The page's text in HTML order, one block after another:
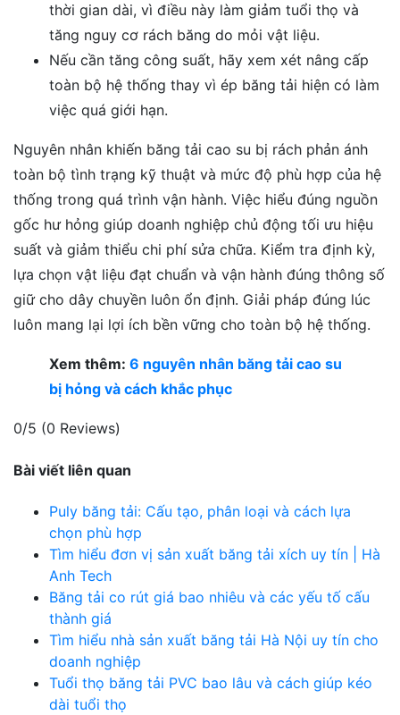
thời gian dài, vì điều này làm giảm tuổi thọ và
tăng nguy cơ rách băng do mỏi vật liệu.
Nếu cần tăng công suất, hãy xem xét nâng cấp
toàn bộ hệ thống thay vì ép băng tải hiện có làm
việc quá giới hạn.
Nguyên nhân khiến băng tải cao su bị rách phản ánh
toàn bộ tình trạng kỹ thuật và mức độ phù hợp của hệ
thống trong quá trình vận hành. Việc hiểu đúng nguồn
gốc hư hỏng giúp doanh nghiệp chủ động tối ưu hiệu
suất và giảm thiểu chi phí sửa chữa. Kiểm tra định kỳ,
lựa chọn vật liệu đạt chuẩn và vận hành đúng thông số
giữ cho dây chuyền luôn ổn định. Giải pháp đúng lúc
luôn mang lại lợi ích bền vững cho toàn bộ hệ thống.
Xem thêm: 6 nguyên nhân băng tải cao su
bị hỏng và cách khắc phục
0/5 (0 Reviews)
Bài viết liên quan
Puly băng tải: Cấu tạo, phân loại và cách lựa
chọn phù hợp
Tìm hiểu đơn vị sản xuất băng tải xích uy tín | Hà
Anh Tech
Băng tải co rút giá bao nhiêu và các yếu tố cấu
thành giá
Tìm hiểu nhà sản xuất băng tải Hà Nội uy tín cho
doanh nghiệp
Tuổi thọ băng tải PVC bao lâu và cách giúp kéo
dài tuổi thọ